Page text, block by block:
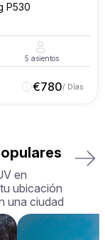
P530
5 asientos
€780/ Días
en
ubicación
una ciudad